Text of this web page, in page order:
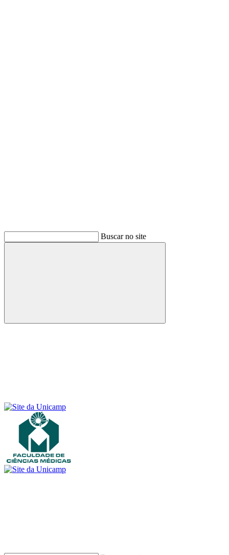
Buscar no site
Buscar